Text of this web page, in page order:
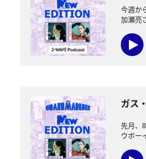
今週か
加瀬亮
ガス
先月、
ウボー